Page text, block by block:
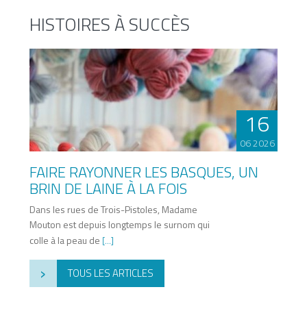
HISTOIRES À SUCCÈS
16
06 2026
FAIRE RAYONNER LES BASQUES, UN
BRIN DE LAINE À LA FOIS
Dans les rues de Trois-Pistoles, Madame
Mouton est depuis longtemps le surnom qui
colle à la peau de [...]
› TOUS LES ARTICLES